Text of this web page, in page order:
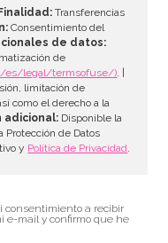
Finalidad: Transferencias
Consentimiento del
de datos:
de
es/legal/termsofuse/). |
limitación de
como el derecho a la
adicional: Disponible la
Protección de Datos
y Política de Privacidad.
consentimiento a recibir
e-mail y confirmo que he